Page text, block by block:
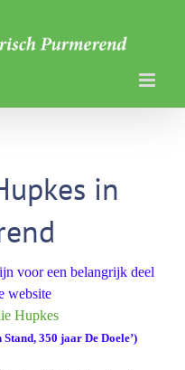
in
voor een belangrijk deel
website
Hupkes
Stand, 350 jaar De Doele’)